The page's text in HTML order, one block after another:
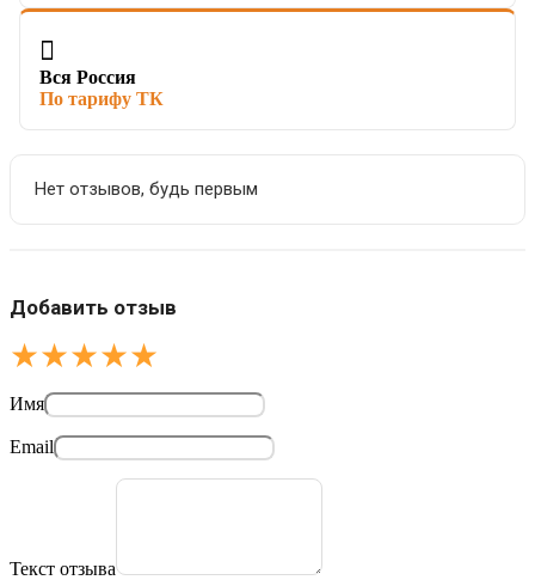

Вся Россия
По тарифу ТК
Нет отзывов, будь первым
Добавить отзыв
★★★★★
Имя
Email
Текст отзыва